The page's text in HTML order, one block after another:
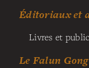
Éditoriaux et
Livres et
Le Falun